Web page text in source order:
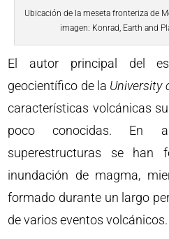
Ubicación de la meseta fronteriza de
imagen: Konrad, Earth and
El autor principal del
geocientífico de la University
características volcánicas
poco conocidas. En
superestructuras se han
inundación de magma,
formado durante un largo
de varios eventos volcánicos.